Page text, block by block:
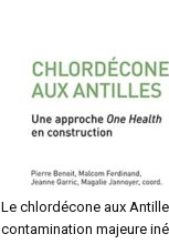
Le chlordécone aux
contamination majeure